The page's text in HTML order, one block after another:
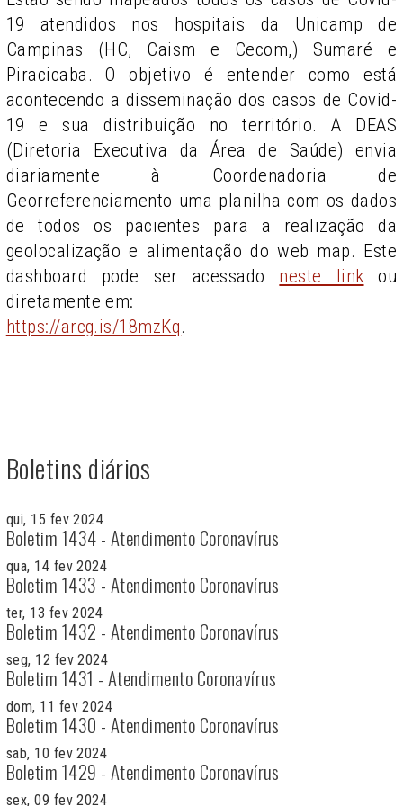
19 atendidos nos hospitais da Unicamp de
Campinas (HC, Caism e Cecom,) Sumaré e
Piracicaba. O objetivo é entender como está
acontecendo a disseminação dos casos de Covid-
19 e sua distribuição no território. A DEAS
(Diretoria Executiva da Área de Saúde) envia
diariamente à Coordenadoria de
Georreferenciamento uma planilha com os dados
de todos os pacientes para a realização da
geolocalização e alimentação do web map. Este
dashboard pode ser acessado neste link ou
diretamente em:
https://arcg.is/18mzKq.
Boletins diários
qui, 15 fev 2024
Boletim 1434 - Atendimento Coronavírus
qua, 14 fev 2024
Boletim 1433 - Atendimento Coronavírus
ter, 13 fev 2024
Boletim 1432 - Atendimento Coronavírus
seg, 12 fev 2024
Boletim 1431 - Atendimento Coronavírus
dom, 11 fev 2024
Boletim 1430 - Atendimento Coronavírus
sab, 10 fev 2024
Boletim 1429 - Atendimento Coronavírus
sex, 09 fev 2024